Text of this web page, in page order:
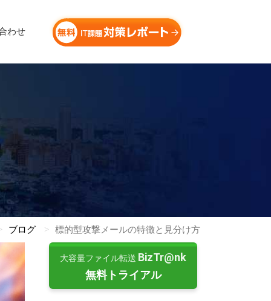
わせ
ブログ 標的型攻撃メールの特徴と見分け方
大容量ファイル転送 BizTr@nk
無料トライアル